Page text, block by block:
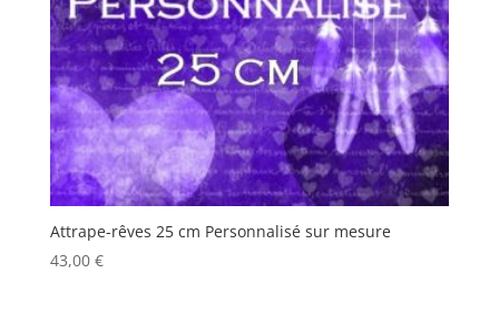
Attrape-rêves 25 cm Personnalisé sur mesure
43,00 €